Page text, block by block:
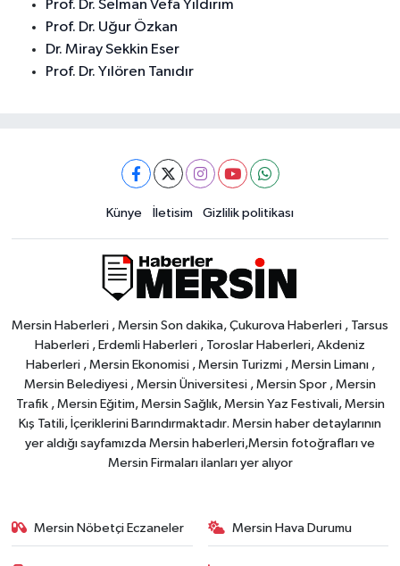
Prof. Dr. Selman Vefa Yıldırım
Prof. Dr. Uğur Özkan
Dr. Miray Sekkin Eser
Prof. Dr. Yılören Tanıdır
Künye İletisim Gizlilik politikası
Mersin Haberleri , Mersin Son dakika, Çukurova Haberleri , Tarsus
Haberleri , Erdemli Haberleri , Toroslar Haberleri, Akdeniz
Haberleri , Mersin Ekonomisi , Mersin Turizmi , Mersin Limanı ,
Mersin Belediyesi , Mersin Üniversitesi , Mersin Spor , Mersin
Trafik , Mersin Eğitim, Mersin Sağlık, Mersin Yaz Festivali, Mersin
Kış Tatili, İçeriklerini Barındırmaktadır. Mersin haber detaylarının
yer aldığı sayfamızda Mersin haberleri,Mersin fotoğrafları ve
Mersin Firmaları ilanları yer alıyor
Mersin Nöbetçi Eczaneler Mersin Hava Durumu